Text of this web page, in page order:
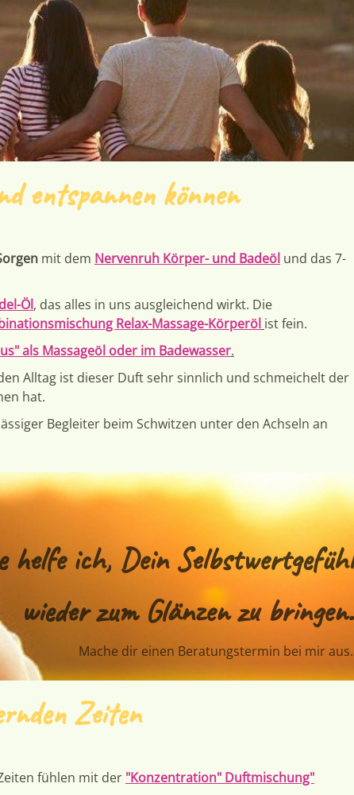
entspannen können
mit dem Nervenruh Körper- und Badeöl und das 7-
Öl, das alles in uns ausgleichend wirkt. Die
Relax-Massage-Körperöl ist fein.
als Massageöl oder im Badewasser.
Alltag ist dieser Duft sehr sinnlich und schmeichelt der
hat.
Begleiter beim Schwitzen unter den Achseln an
helfe ich, Dein Selbstwertgefühl
wieder zum Glänzen zu bringen.
Mache dir einen Beratungstermin bei mir aus.
Zeiten
fühlen mit der "Konzentration" Duftmischung"